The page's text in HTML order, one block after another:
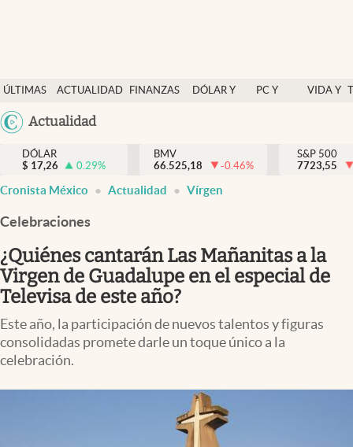
ÚLTIMAS
NOTICIAS
ACTUALIDAD
FINANZAS
DÓLAR Y
PC Y
VIDA Y
México
Actualidad
Actualidad
Finanzas y economía
Dólar y mercados
Pc y celular
Vida y estilo
Tv
Clima
Espiritualidad
DÓLAR
$ 17,26 0.29%
BMV
66.525,18
-0.46%
S&P 500
7723,55
Cronista México Actualidad Vírgen
Celebraciones
¿Quiénes cantarán Las Mañanitas a la
Virgen de Guadalupe en el especial de
Televisa de este año?
Este año, la participación de nuevos talentos y figuras
consolidadas promete darle un toque único a la
celebración.